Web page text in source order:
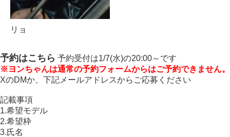
リョ
予約はこちら 予約受付は1/7(水)の20:00～です
※ヨンちゃんは通常の予約フォームからはご予約できません。
XのDMか、下記メールアドレスからご応募ください
記載事項
1.希望モデル
2.希望枠
3.氏名